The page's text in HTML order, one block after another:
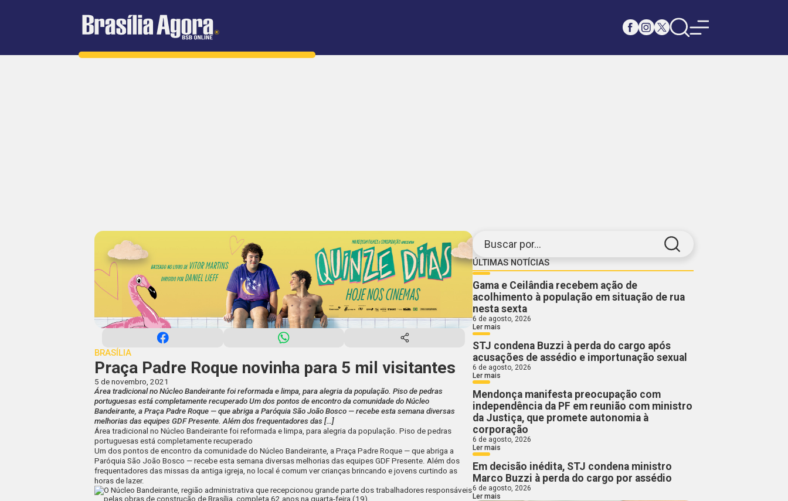
Buscar por...
ÚLTIMAS NOTÍCIAS
Gama e Ceilândia recebem ação de
acolhimento à população em situação de rua
nesta sexta
6 de agosto, 2026
Ler mais
STJ condena Buzzi à perda do cargo após
acusações de assédio e importunação sexual
6 de agosto, 2026
Ler mais
Mendonça manifesta preocupação com
independência da PF em reunião com ministro
da Justiça, que promete autonomia à
corporação
6 de agosto, 2026
Ler mais
Em decisão inédita, STJ condena ministro
Marco Buzzi à perda do cargo por assédio
6 de agosto, 2026
Ler mais
BRASÍLIA
Praça Padre Roque novinha para 5 mil visitantes
5 de novembro, 2021
Área tradicional no Núcleo Bandeirante foi reformada e limpa, para alegria da população. Piso de pedras
portuguesas está completamente recuperado Um dos pontos de encontro da comunidade do Núcleo
Bandeirante, a Praça Padre Roque — que abriga a Paróquia São João Bosco — recebe esta semana diversas
melhorias das equipes GDF Presente. Além dos frequentadores das […]
Área tradicional no Núcleo Bandeirante foi reformada e limpa, para alegria da população. Piso de pedras
portuguesas está completamente recuperado
Um dos pontos de encontro da comunidade do Núcleo Bandeirante, a Praça Padre Roque — que abriga a
Paróquia São João Bosco — recebe esta semana diversas melhorias das equipesGDF Presente. Além dos
frequentadores das missas da antiga igreja, no local é comum ver crianças brincando e jovens curtindo as
horas de lazer.